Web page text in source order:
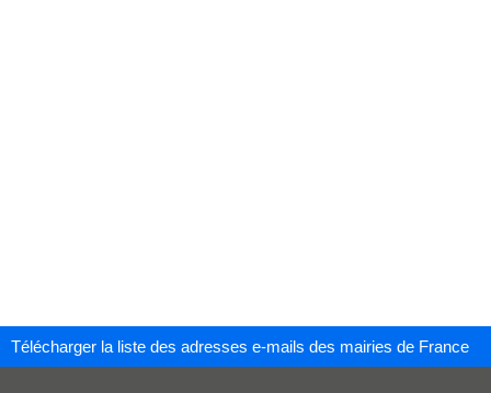
Télécharger la liste des adresses e-mails des mairies de France